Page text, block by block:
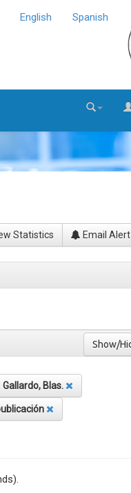
English Spanish
Statistics Email Alert
Gallardo, Blas.